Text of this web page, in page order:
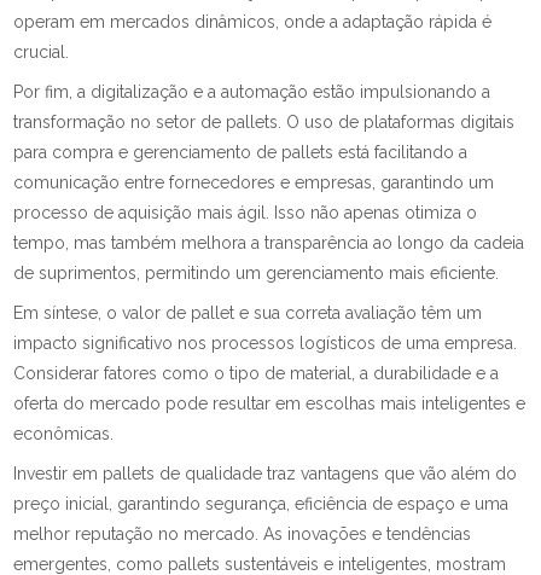
operam em mercados dinâmicos, onde a adaptação rápida é
crucial.
Por fim, a digitalização e a automação estão impulsionando a
transformação no setor de pallets. O uso de plataformas digitais
para compra e gerenciamento de pallets está facilitando a
comunicação entre fornecedores e empresas, garantindo um
processo de aquisição mais ágil. Isso não apenas otimiza o
tempo, mas também melhora a transparência ao longo da cadeia
de suprimentos, permitindo um gerenciamento mais eficiente.
Em síntese, o valor de pallet e sua correta avaliação têm um
impacto significativo nos processos logísticos de uma empresa.
Considerar fatores como o tipo de material, a durabilidade e a
oferta do mercado pode resultar em escolhas mais inteligentes e
econômicas.
Investir em pallets de qualidade traz vantagens que vão além do
preço inicial, garantindo segurança, eficiência de espaço e uma
melhor reputação no mercado. As inovações e tendências
emergentes, como pallets sustentáveis e inteligentes, mostram